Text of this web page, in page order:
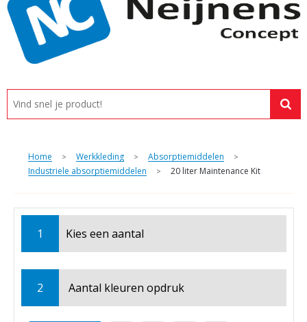
Tassen
Alle categorieën
Custom made
Home > Werkkleding > Absorptiemiddelen >
Industriele absorptiemiddelen > 20 liter Maintenance Kit
1 Kies een aantal
2 Aantal kleuren opdruk